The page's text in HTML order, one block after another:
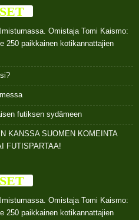
Omistaja Tomi Kaismo:
250 paikkainen kotikannattajien
futiksen sydämeen
KANSSA SUOMEN KOMEINTA
FUTISPARTAA!
Omistaja Tomi Kaismo:
250 paikkainen kotikannattajien